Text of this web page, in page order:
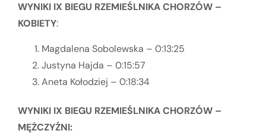
WYNIKI IX BIEGU RZEMIEŚLNIKA CHORZÓW –
KOBIETY:
Magdalena Sobolewska – 0:13:25
Justyna Hajda – 0:15:57
Aneta Kołodziej – 0:18:34
WYNIKI IX BIEGU RZEMIEŚLNIKA CHORZÓW –
MĘŻCZYŹNI: